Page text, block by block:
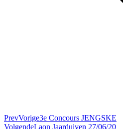
PrevVorige3e Concours JENGSKE
VolgendeLaon Jaarduiven 27/06/20